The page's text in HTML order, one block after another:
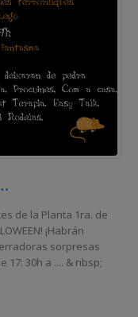
de la Planta 1ra. de
¡Habrán
sorpresas
17: 30h a .... & nbsp;